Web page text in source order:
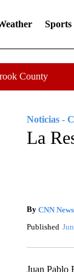
Sports
County
Noticias -
La
By CNN
Published
Juan Pablo